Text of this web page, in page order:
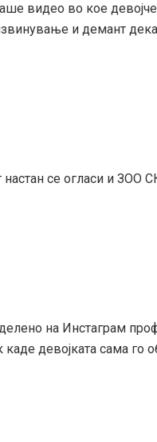
видео во кое
и демант
настан се огласи и ЗОО
на Инстаграм
девојката сама го